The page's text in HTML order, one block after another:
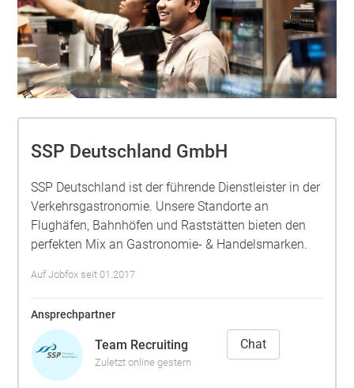
SSP Deutschland GmbH
SSP Deutschland ist der führende Dienstleister in der
Verkehrsgastronomie. Unsere Standorte an
Flughäfen, Bahnhöfen und Raststätten bieten den
perfekten Mix an Gastronomie- & Handelsmarken.
Auf Jobfox seit 01.2017
Ansprechpartner
Team Recruiting
Zuletzt online gestern
Chat